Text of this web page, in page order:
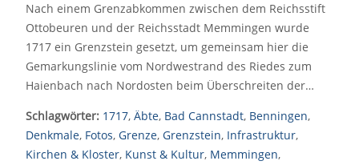
Nach einem Grenzabkommen zwischen dem Reichsstift
Ottobeuren und der Reichsstadt Memmingen wurde
1717 ein Grenzstein gesetzt, um gemeinsam hier die
Gemarkungslinie vom Nordwestrand des Riedes zum
Haienbach nach Nordosten beim Überschreiten der…
Schlagwörter: 1717, Äbte, Bad Cannstadt, Benningen,
Denkmale, Fotos, Grenze, Grenzstein, Infrastruktur,
Kirchen & Kloster, Kunst & Kultur, Memmingen,